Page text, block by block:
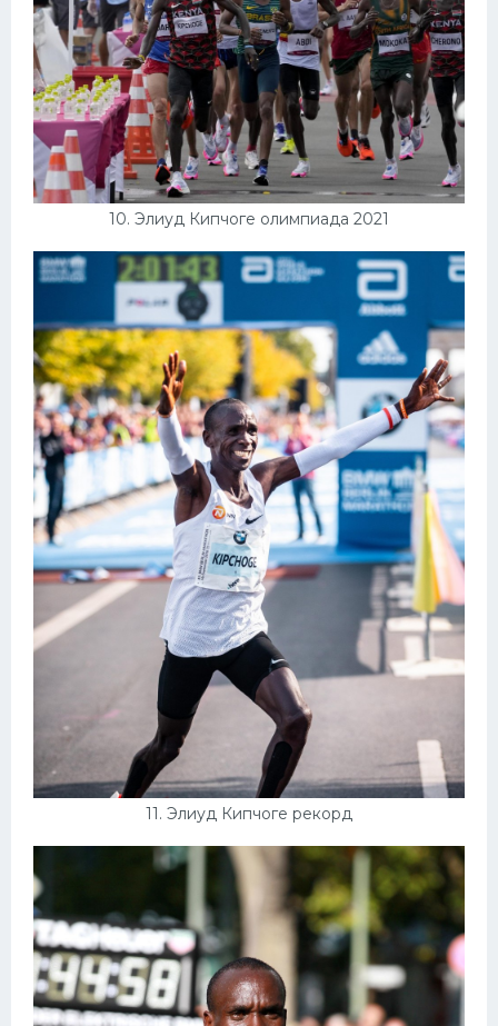
10. Элиуд Кипчоге олимпиада 2021
11. Элиуд Кипчоге рекорд